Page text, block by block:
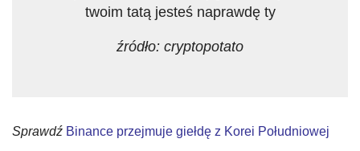
twoim tatą jesteś naprawdę ty
źródło: cryptopotato
Sprawdź Binance przejmuje giełdę z Korei Południowej